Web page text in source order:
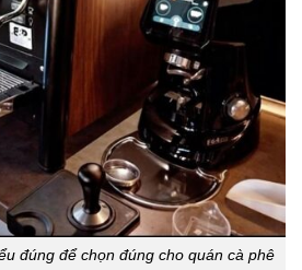
đúng để chọn đúng cho quán cà phê